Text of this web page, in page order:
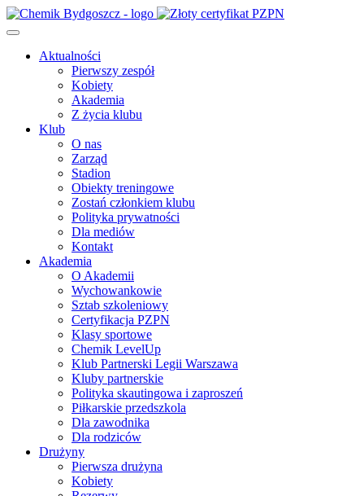
Aktualności
Pierwszy zespół
Kobiety
Akademia
Z życia klubu
Klub
O nas
Zarząd
Stadion
Obiekty treningowe
Zostań członkiem klubu
Polityka prywatności
Dla mediów
Kontakt
Akademia
O Akademii
Wychowankowie
Sztab szkoleniowy
Certyfikacja PZPN
Klasy sportowe
Chemik LevelUp
Klub Partnerski Legii Warszawa
Kluby partnerskie
Polityka skautingowa i zaproszeń
Piłkarskie przedszkola
Dla zawodnika
Dla rodziców
Drużyny
Pierwsza drużyna
Kobiety